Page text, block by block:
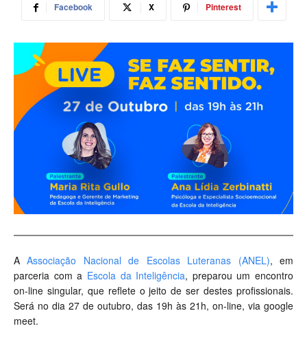
Facebook X Pinterest
AAssociação Nacional de Escolas Luteranas (ANEL), em
parceria com a Escola da Inteligência, preparou um encontro
on-line singular, que reflete o jeito de ser destes profissionais.
Será no dia 27 de outubro, das 19h às 21h, on-line, via google
meet.